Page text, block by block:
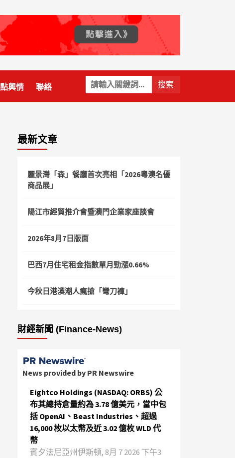
關
鍵
字:
輿情 聯絡
最新文章
麗景灣「森」餐廳首次亮相「2026粵澳名優
商品展」
陽江市經貿推介會暨澳門企業家座談會
2026年8月7日版面
巴西7月住宅租金指數單月勁漲0.66%
今秋日港澳潮人瘋搶「彎刀褲」
財經新聞 (Finance-News)
News provided by PR Newswire
Eightco Holdings (NASDAQ: ORBS) 公
布其總持倉量約為 3.78 億美元，當中包
括 OpenAI、Beast Industries、超過
16,000 枚以太幣及近 3.02 億枚 WLD 代
幣
賓夕法尼亞州伊斯頓, 8月 7 2026 下午3